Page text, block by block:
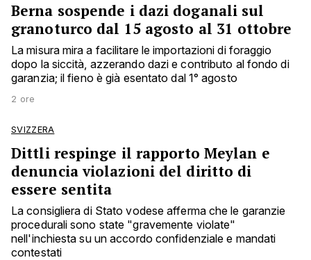
Berna sospende i dazi doganali sul
granoturco dal 15 agosto al 31 ottobre
La misura mira a facilitare le importazioni di foraggio
dopo la siccità, azzerando dazi e contributo al fondo di
garanzia; il fieno è già esentato dal 1° agosto
2 ore
SVIZZERA
Dittli respinge il rapporto Meylan e
denuncia violazioni del diritto di
essere sentita
La consigliera di Stato vodese afferma che le garanzie
procedurali sono state "gravemente violate"
nell'inchiesta su un accordo confidenziale e mandati
contestati